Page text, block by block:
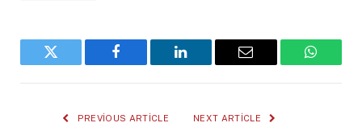
Twitter Facebook LinkedIn Email
PREVIOUS ARTICLE NEXT ARTICLE